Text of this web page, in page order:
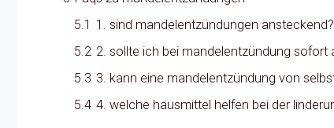
5.1 1. sind mandelentzündungen ansteckend?
5.2 2. sollte ich bei mandelentzündung sofort
5.3 3. kann eine mandelentzündung von
5.4 4. welche hausmittel helfen bei der